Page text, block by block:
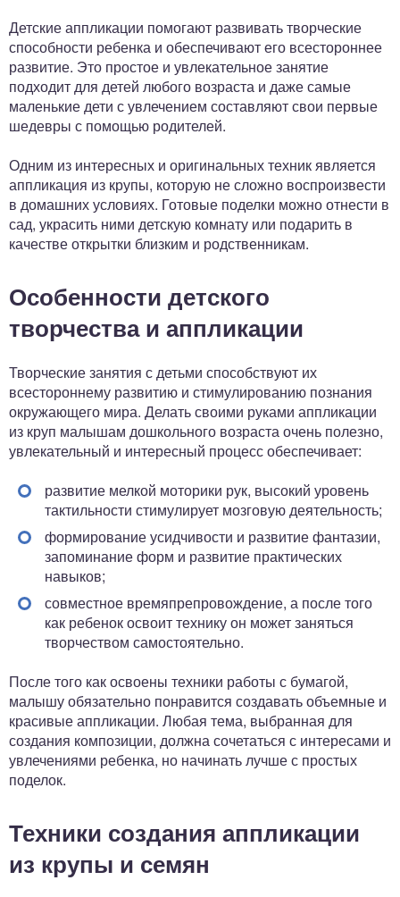
Детские аппликации помогают развивать творческие
способности ребенка и обеспечивают его всестороннее
развитие. Это простое и увлекательное занятие
подходит для детей любого возраста и даже самые
маленькие дети с увлечением составляют свои первые
шедевры с помощью родителей.
Одним из интересных и оригинальных техник является
аппликация из крупы, которую не сложно воспроизвести
в домашних условиях. Готовые поделки можно отнести в
сад, украсить ними детскую комнату или подарить в
качестве открытки близким и родственникам.
Особенности детского
творчества и аппликации
Творческие занятия с детьми способствуют их
всестороннему развитию и стимулированию познания
окружающего мира. Делать своими руками аппликации
из круп малышам дошкольного возраста очень полезно,
увлекательный и интересный процесс обеспечивает:
развитие мелкой моторики рук, высокий уровень
тактильности стимулирует мозговую деятельность;
формирование усидчивости и развитие фантазии,
запоминание форм и развитие практических
навыков;
совместное времяпрепровождение, а после того
как ребенок освоит технику он может заняться
творчеством самостоятельно.
После того как освоены техники работы с бумагой,
малышу обязательно понравится создавать объемные и
красивые аппликации. Любая тема, выбранная для
создания композиции, должна сочетаться с интересами и
увлечениями ребенка, но начинать лучше с простых
поделок.
Техники создания аппликации
из крупы и семян